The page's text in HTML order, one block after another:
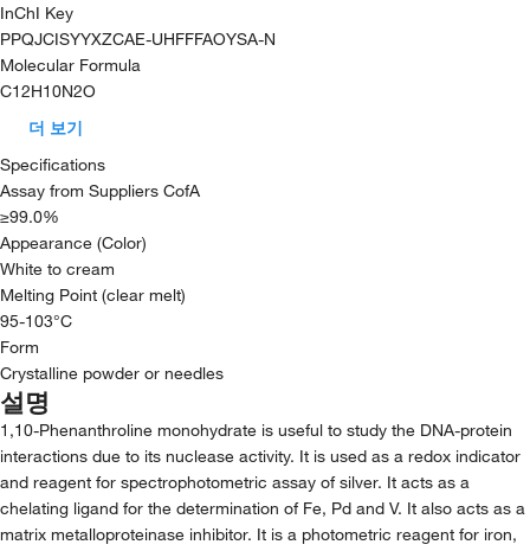
InChI Key
PPQJCISYYXZCAE-UHFFFAOYSA-N
Molecular Formula
C12H10N2O
더 보기
Specifications
Assay from Suppliers CofA
≥99.0%
Appearance (Color)
White to cream
Melting Point (clear melt)
95-103°C
Form
Crystalline powder or needles
설명
1,10-Phenanthroline monohydrate is useful to study the DNA-protein
interactions due to its nuclease activity. It is used as a redox indicator
and reagent for spectrophotometric assay of silver. It acts as a
chelating ligand for the determination of Fe, Pd and V. It also acts as a
matrix metalloproteinase inhibitor. It is a photometric reagent for iron,